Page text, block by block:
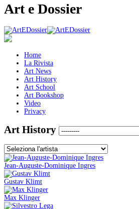
Art e Dossier
Home
La Rivista
Art News
Art History
Art School
Art Bookshop
Video
Privacy
Art History
Jean-Auguste-Dominique Ingres
Gustav Klimt
Max Klinger